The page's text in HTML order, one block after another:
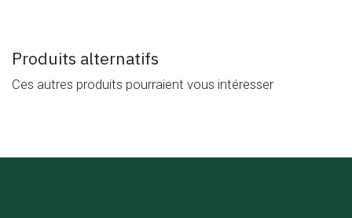
Produits alternatifs
Ces autres produits pourraient vous intéresser